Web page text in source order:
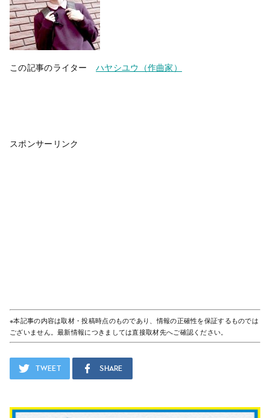
この記事のライター ハヤシユウ（作曲家）
スポンサーリンク
※本記事の内容は取材・投稿時点のものであり、情報の正確性を保証するものでは
ございません。最新情報につきましては直接取材先へご確認ください。
Tweet Share